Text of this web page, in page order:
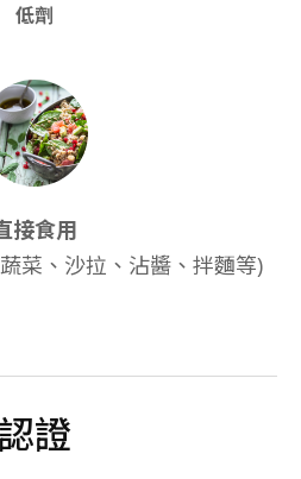
低劑
接食用
菜、沙拉、沾醬、拌麵等)
認證